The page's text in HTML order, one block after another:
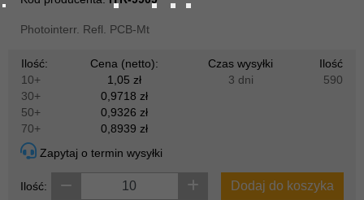
Photointerr. Refl. PCB-Mt
Ilość:
Cena (netto):
10+
1,05 zł
30+
0,9718 zł
50+
0,9326 zł
70+
0,8939 zł
Czas wysyłki
Ilość
3 dni
590
Zapytaj o termin wysyłki
Ilość: Dodaj do koszyka